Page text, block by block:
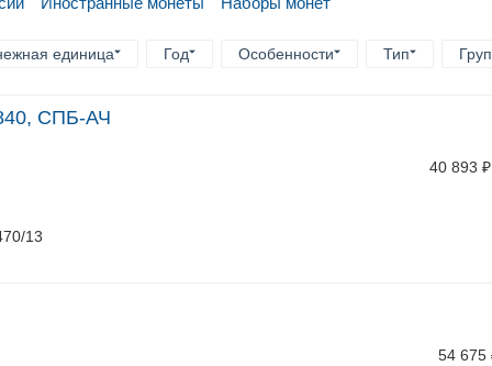
единица Год Особенности Тип
СПБ-АЧ
13
40 893 ₽
54 675